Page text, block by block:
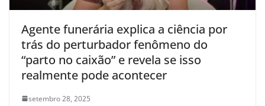
Agente funerária explica a ciência por
trás do perturbador fenômeno do
“parto no caixão” e revela se isso
realmente pode acontecer
setembro 28, 2025